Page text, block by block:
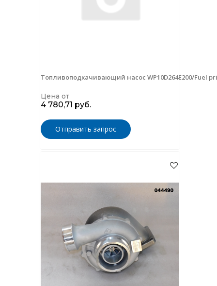
Топливоподкачивающий насос WP10D264E200/Fuel
Цена от
4 780,71 руб.
Отправить запрос